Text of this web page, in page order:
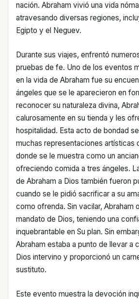
nación. Abraham vivió una vida
atravesando diversas regiones,
Egipto y el Neguev.
Durante sus viajes, enfrentó
pruebas de fe. Uno de los eventos
en la vida de Abraham fue su
ángeles que se le aparecieron en
reconocer su naturaleza divina,
calurosamente en su tienda y les
hospitalidad. Esta acto de bondad
muchas representaciones artísticas
donde se le muestra como un
ofreciendo comida a tres ángeles.
de Abraham a Dios también fueron
cuando se le pidió sacrificar a su
como ofrenda. Sin vacilar, Abraham
mandato de Dios, teniendo una
inquebrantable en Su plan. Sin
Abraham estaba a punto de llevar a
Dios intervino y proporcionó un
sustituto.
Este evento muestra la devoción